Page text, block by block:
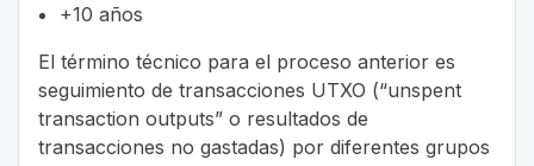
+10 años
El término técnico para el proceso anterior es
seguimiento de transacciones UTXO (“unspent
transaction outputs” o resultados de
transacciones no gastadas) por diferentes grupos